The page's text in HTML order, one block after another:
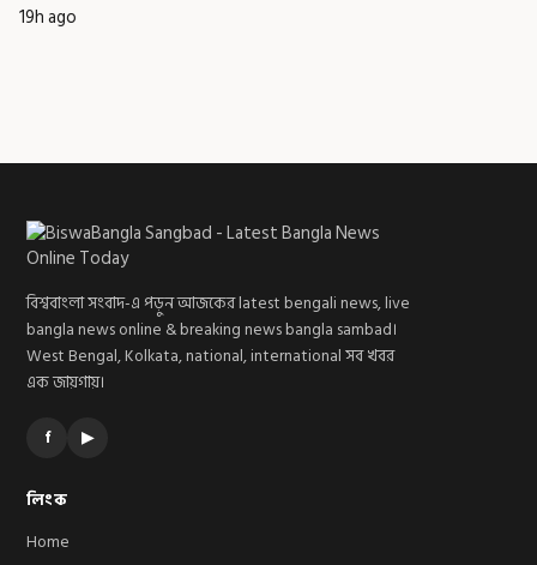
19h ago
বিশ্ববাংলা সংবাদ-এ পড়ুন আজকের latest bengali news, live
bangla news online & breaking news bangla sambad।
West Bengal, Kolkata, national, international সব খবর
এক জায়গায়।
f ▶
লিংক
Home